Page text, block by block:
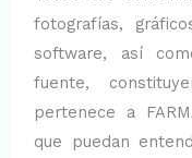
fotografías,
software, así
fuente,
pertenece a
que puedan